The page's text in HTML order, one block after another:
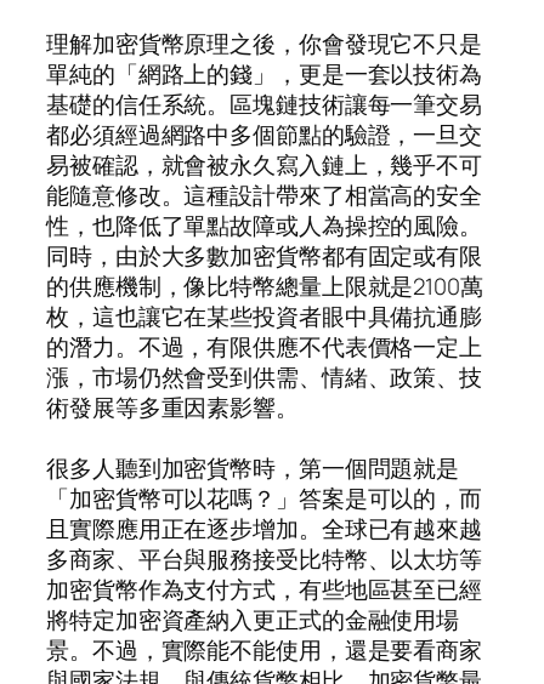
理解加密貨幣原理之後，你會發現它不只是
單純的「網路上的錢」，更是一套以技術為
基礎的信任系統。區塊鏈技術讓每一筆交易
都必須經過網路中多個節點的驗證，一旦交
易被確認，就會被永久寫入鏈上，幾乎不可
能隨意修改。這種設計帶來了相當高的安全
性，也降低了單點故障或人為操控的風險。
同時，由於大多數加密貨幣都有固定或有限
的供應機制，像比特幣總量上限就是2100萬
枚，這也讓它在某些投資者眼中具備抗通膨
的潛力。不過，有限供應不代表價格一定上
漲，市場仍然會受到供需、情緒、政策、技
術發展等多重因素影響。
很多人聽到加密貨幣時，第一個問題就是
「加密貨幣可以花嗎？」答案是可以的，而
且實際應用正在逐步增加。全球已有越來越
多商家、平台與服務接受比特幣、以太坊等
加密貨幣作為支付方式，有些地區甚至已經
將特定加密資產納入更正式的金融使用場
景。不過，實際能不能使用，還是要看商家